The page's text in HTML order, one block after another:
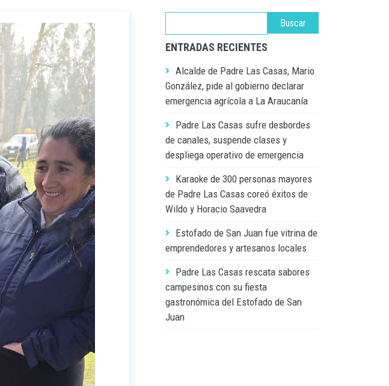
ENTRADAS RECIENTES
Alcalde de Padre Las Casas, Mario
González, pide al gobierno declarar
emergencia agrícola a La Araucanía
Padre Las Casas sufre desbordes
de canales, suspende clases y
despliega operativo de emergencia
Karaoke de 300 personas mayores
de Padre Las Casas coreó éxitos de
Wildo y Horacio Saavedra
Estofado de San Juan fue vitrina de
emprendedores y artesanos locales
Padre Las Casas rescata sabores
campesinos con su fiesta
gastronómica del Estofado de San
Juan